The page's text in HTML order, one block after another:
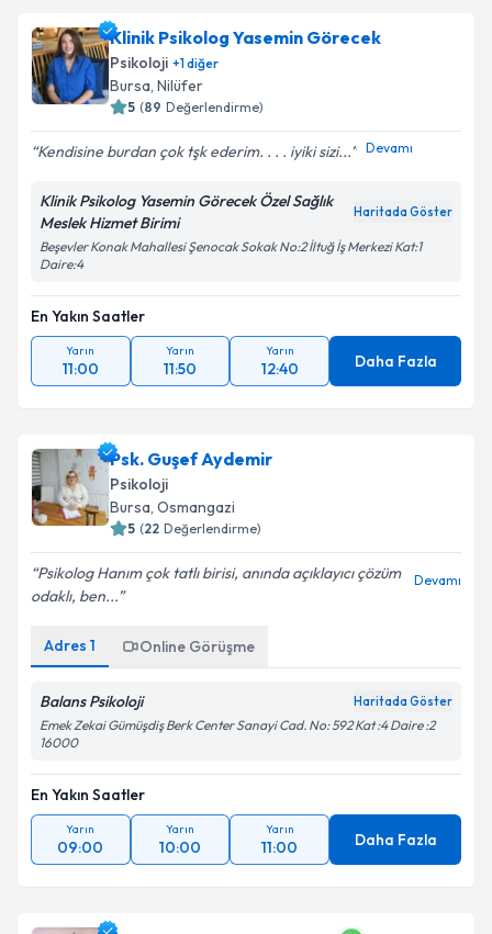
Klinik Psikolog Yasemin Görecek
Psikoloji +1diğer
Bursa, Nilüfer
5 (89 Değerlendirme)
Kendisine burdan çok tşk ederim. . . . iyiki sizi... Devamı
Klinik Psikolog Yasemin Görecek Özel Sağlık
Meslek Hizmet Birimi
Haritada Göster
Beşevler Konak Mahallesi Şenocak Sokak No:2 İltuğ İş Merkezi Kat:1
Daire:4
En Yakın Saatler
Yarın
11:00
Yarın
11:50
Yarın
12:40 Daha Fazla
Psk. Guşef Aydemir
Psikoloji
Bursa, Osmangazi
5 (22 Değerlendirme)
Psikolog Hanım çok tatlı birisi, anında açıklayıcı çözüm
odaklı, ben...
Devamı
Adres 1 Online Görüşme
Balans Psikoloji Haritada Göster
Emek Zekai Gümüşdiş Berk Center Sanayi Cad. No: 592 Kat :4 Daire :2
16000
En Yakın Saatler
Yarın
09:00
Yarın
10:00
Yarın
11:00 Daha Fazla